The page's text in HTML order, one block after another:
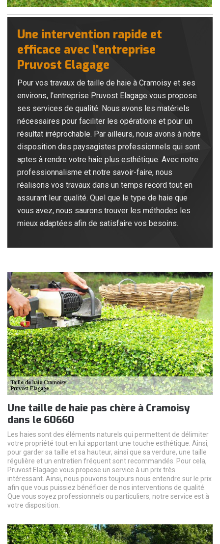
Une intervention rapide et
efficace avec l'entreprise
Pruvost Elagage
Pour vos travaux de taille de haie à Cramoisy et ses
environs, l'entreprise Pruvost Elagage vous propose
ses services de qualité. Nous avons les matériels
nécessaires pour faciliter les opérations et pour un
résultat irréprochable. Par ailleurs, nous avons à notre
disposition des paysagistes professionnels qui sont
aptes à rendre votre haie plus esthétique. Avec notre
professionnalisme et notre savoir-faire, nous
réalisons vos travaux dans un temps record tout en
assurant leur qualité. Quel que le type de haie que
vous avez, nous saurons trouver les méthodes les
mieux adaptées afin de satisfaire vos besoins.
Une taille de haie pas chère à Cramoisy
dans le 60660
Les haies sont des éléments naturels qui permettent de délimiter
votre propriété tout en lui apportant une touche esthétique. Ainsi,
pour garder sa taille et sa hauteur, ainsi que sa verdure, une taille
régulière et un entretien fréquent sont recommandés. Pour cela,
Pruvost Elagage vous propose un service à un prix très
intéressant. Ainsi, nous pouvons toujours nous entendre sur le prix
afin que vous puissiez bénéficier de nos interventions de qualité.
Que vous soyez professionnels ou particuliers, notre service est à
votre disposition.